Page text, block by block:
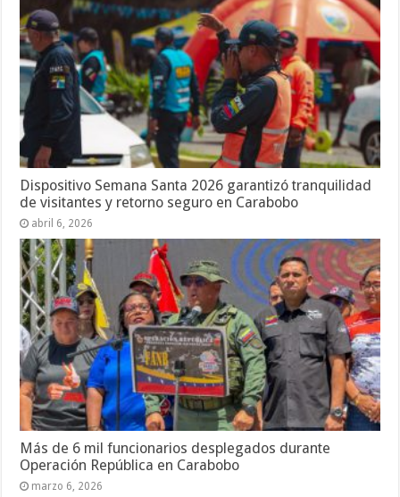
Dispositivo Semana Santa 2026 garantizó tranquilidad
de visitantes y retorno seguro en Carabobo
abril 6, 2026
Más de 6 mil funcionarios desplegados durante
Operación República en Carabobo
marzo 6, 2026